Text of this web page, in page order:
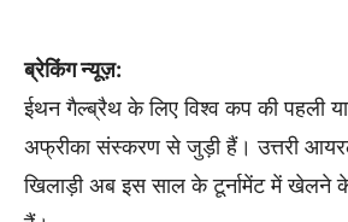
ब्रेकिंग न्यूज़:
ईथन गैल्ब्रैथ के लिए विश्व कप की पहली
अफ्रीका संस्करण से जुड़ी हैं। उत्तरी
खिलाड़ी अब इस साल के टूर्नामेंट में खेलने के